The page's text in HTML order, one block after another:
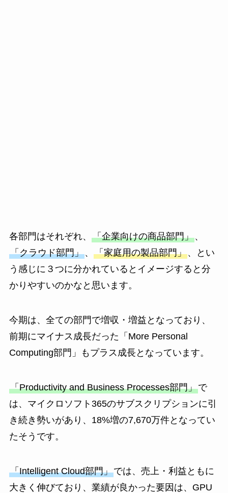
各部門はそれぞれ、 「企業向けの商品部門」、
「クラウド部門」、 「家庭用の製品部門」、とい
う感じに３つに分かれているとイメージすると分
かりやすいのかなと思います。
今期は、全ての部門で増収・増益となっており、
前期にマイナス成長だった「More Personal
Computing部門」もプラス成長となっています。
「Productivity and Business Processes部門」で
は、マイクロソフト365のサブスクリプションに引
き続き勢いがあり、18%増の7,670万件となってい
たそうです。
「Intelligent Cloud部門」では、売上・利益ともに
大きく伸びており、業績が良かった要因は、GPU